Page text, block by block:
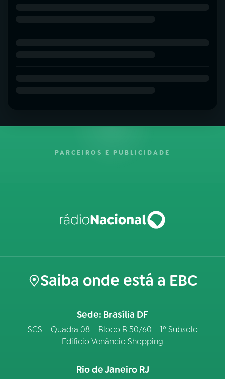
PARCEIROS E PUBLICIDADE
Saiba onde está a EBC
Sede: Brasília DF
SCS – Quadra 08 – Bloco B 50/60 – 1º Subsolo
Edifício Venâncio Shopping
Rio de Janeiro RJ